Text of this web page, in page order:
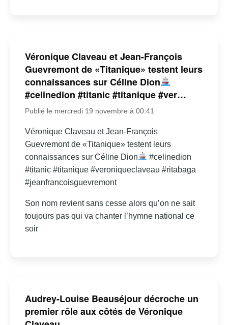
Véronique Claveau et Jean-François
Guevremont de «Titanique» testent leurs
connaissances sur Céline Dion
#celinedion #titanic #titanique #ver…
Publié le mercredi 19 novembre à 00:41
Véronique Claveau et Jean-François
Guevremont de «Titanique» testent leurs
connaissances sur Céline Dion
#celinedion
#titanic #titanique #veroniqueclaveau #ritabaga
#jeanfrancoisguevremont
Son nom revient sans cesse alors qu’on ne sait
toujours pas qui va chanter l’hymne national ce
soir
Audrey-Louise Beauséjour décroche un
premier rôle aux côtés de Véronique